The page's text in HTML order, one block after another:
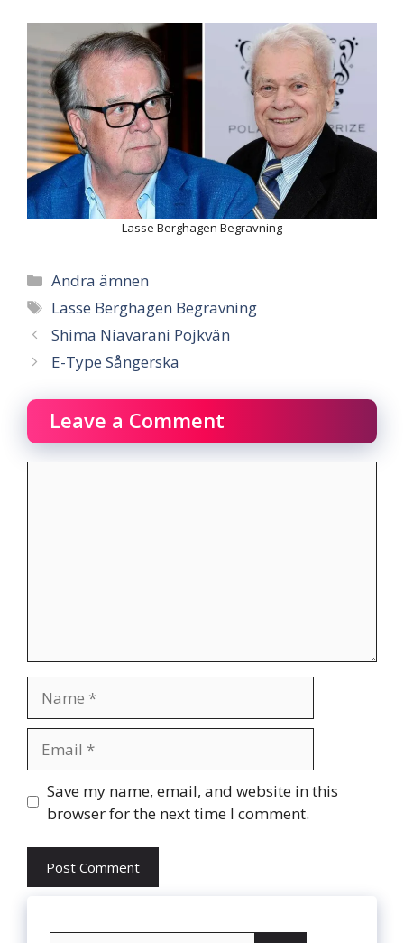
Lasse Berghagen Begravning
Categories
Andra ämnen
Tags
Lasse Berghagen Begravning
Shima Niavarani Pojkvän
E-Type Sångerska
Leave a Comment
Website
Save my name, email, and website in this
browser for the next time I comment.